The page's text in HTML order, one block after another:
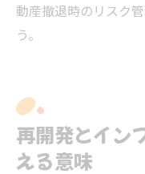
動産撤退時のリスク
う。
再開発とイン
える意味